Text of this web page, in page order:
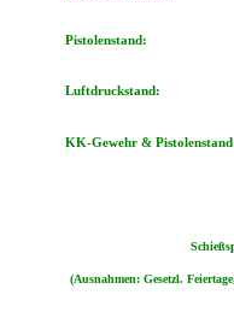
Pistolenstand:
Luftdruckstand:
KK-Gewehr &
(Ausnahmen: Gesetzl.